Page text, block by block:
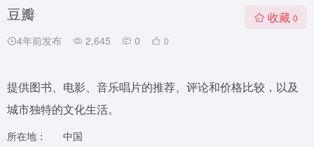
豆瓣
4年前发布 2,645 0 0
收藏 0
提供图书、电影、音乐唱片的推荐、评论和价格比较，以及
城市独特的文化生活。
所在地：
中国